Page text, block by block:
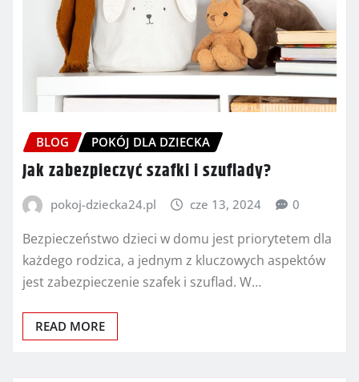
BLOG POKÓJ DLA DZIECKA
Jak zabezpieczyć szafki i szuflady?
pokoj-dziecka24.pl cze 13, 2024 0
Bezpieczeństwo dzieci w domu jest priorytetem dla
każdego rodzica, a jednym z kluczowych aspektów
jest zabezpieczenie szafek i szuflad. W…
READ MORE